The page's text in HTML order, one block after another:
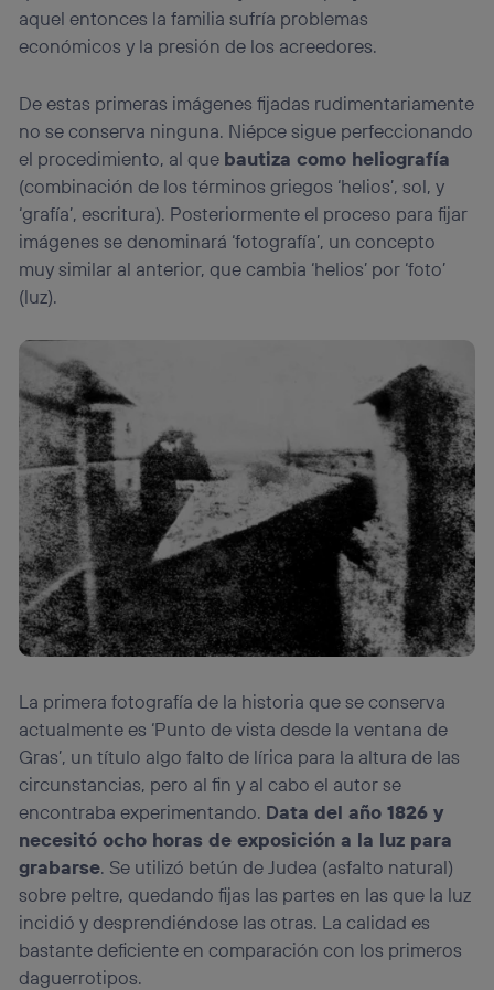
aquel entonces la familia sufría problemas
económicos y la presión de los acreedores.
De estas primeras imágenes fijadas rudimentariamente
no se conserva ninguna. Niépce sigue perfeccionando
el procedimiento, al que bautiza como heliografía
(combinación de los términos griegos ‘helios’, sol, y
‘grafía’, escritura). Posteriormente el proceso para fijar
imágenes se denominará ‘fotografía’, un concepto
muy similar al anterior, que cambia ‘helios’ por ‘foto’
(luz).
La primera fotografía de la historia que se conserva
actualmente es ‘Punto de vista desde la ventana de
Gras’, un título algo falto de lírica para la altura de las
circunstancias, pero al fin y al cabo el autor se
encontraba experimentando. Data del año 1826 y
necesitó ocho horas de exposición a la luz para
grabarse. Se utilizó betún de Judea (asfalto natural)
sobre peltre, quedando fijas las partes en las que la luz
incidió y desprendiéndose las otras. La calidad es
bastante deficiente en comparación con los primeros
daguerrotipos.
actividades de navegación de los miembros del hogar
que hayan dado su consentimiento.
navegación del usuario del móvil.
Puedes gestionar los consentimientos Utiq seleccionando
“Administrar Utiq” en la parte inferior de esta página web o
visitando el portal de privacidad de Utiq
(“consenthub”)
. Para más información, consulta
la política de privacidad de Utiq.